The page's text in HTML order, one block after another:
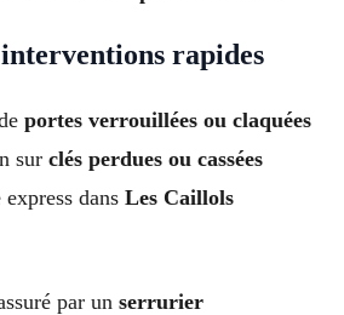
rapides
portes verrouillées ou claquées
sur clés perdues ou cassées
dans Les Caillols
par un serrurier